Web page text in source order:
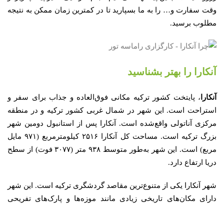
وقت سفارت و… را به ما بسپارید تا در کمترین زمان ممکن به نتیجه
مطلوب برسید.
آنکارا را بهتر بشناسید
آنکارا ، پایتخت کشور ترکیه مکانی فوق‌العاده و جذاب برای سفر و
استراحت است. این شهر در شمال غربی کشور ترکیه و در منطقه
مرکزی آناتولی واقع‌شده است. آنکارا پس از استانبول دومین شهر
بزرگ ترکیه است. مساحت کل آنکارا ۲۵۱۶ کیلومترمربع (۹۷۱ مایل
مربع) است. این شهر به‌طور متوسط ۹۳۸ متر (۳۰۷۷ فوت) از سطح
دریا ارتفاع دارد.
شهر آنکارا یکی از متنوع‌ترین مقاصد گردشگری ترکیه است. این شهر
دارای مکان‌های تاریخی زیادی مانند موزه‌ها و پارک‌های تفریحی